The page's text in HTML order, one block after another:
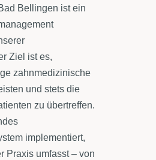
Bellingen ist ein
Ziel ist es,
zahnmedizinische
und stets die
zu übertreffen.
implementiert,
Praxis umfasst – von